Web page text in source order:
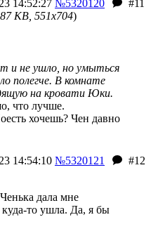
14:52:27 №5320120
#11
KB, 551x704)
и не ушло, но умыться
полегче. В комнате
на кровати Юки.
что лучше.
хочешь? Чен давно
14:54:10 №5320121
#12
дала мне
куда-то ушла. Да, я бы